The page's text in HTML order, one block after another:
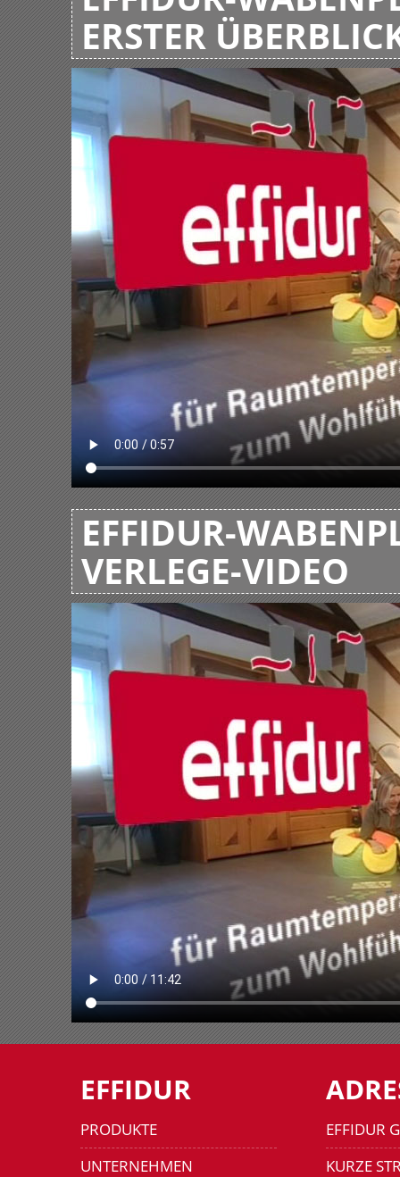
ERSTER
EFFIDUR-
VERLEGE-VIDEO
EFFIDUR
PRODUKTE
UNTERNEHMEN
EFFIDUR
KURZE